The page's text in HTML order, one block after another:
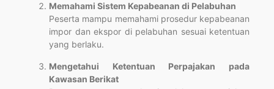
Memahami Sistem Kepabeanan di Pelabuhan
Peserta mampu memahami prosedur kepabeanan
impor dan ekspor di pelabuhan sesuai ketentuan
yang berlaku.
Mengetahui Ketentuan Perpajakan pada
Kawasan Berikat